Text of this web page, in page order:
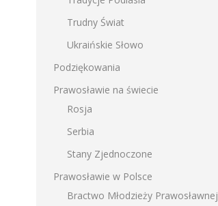
Trudny Świat
Ukraińskie Słowo
Podziękowania
Prawosławie na świecie
Rosja
Serbia
Stany Zjednoczone
Prawosławie w Polsce
Bractwo Młodzieży Prawosławnej